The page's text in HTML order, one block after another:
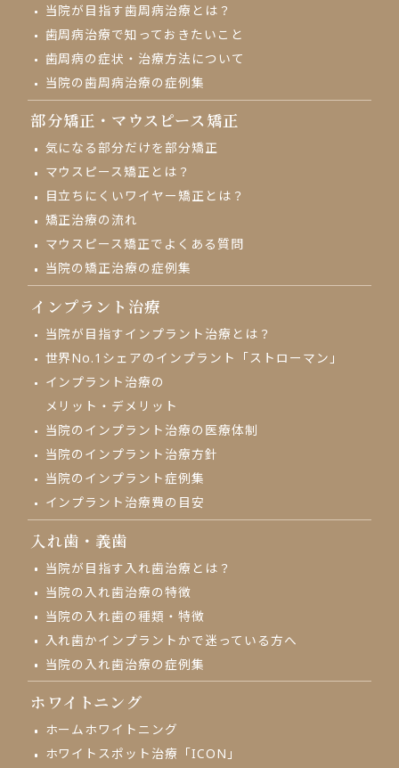
当院が目指す歯周病治療とは？
歯周病治療で知っておきたいこと
歯周病の症状・治療方法について
当院の歯周病治療の症例集
部分矯正・ マウスピース矯正
気になる部分だけを部分矯正
マウスピース矯正とは？
目立ちにくいワイヤー矯正とは？
矯正治療の流れ
マウスピース矯正でよくある質問
当院の矯正治療の症例集
インプラント治療
当院が目指すインプラント治療とは？
世界No.1シェアの インプラント「ストローマン」
インプラント治療の
メリット・デメリット
当院のインプラント治療の 医療体制
当院のインプラント治療方針
当院のインプラント症例集
インプラント治療費の目安
入れ歯・義歯
当院が目指す入れ歯治療とは？
当院の入れ歯治療の特徴
当院の入れ歯の種類・特徴
入れ歯かインプラントかで迷っている方へ
当院の入れ歯治療の症例集
ホワイトニング
ホームホワイトニング
ホワイトスポット治療「ICON」